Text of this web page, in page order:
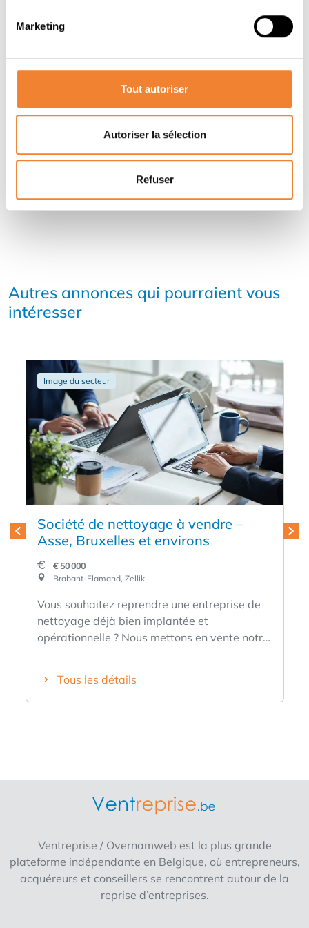
Marketing
Tout autoriser
Autoriser la sélection
Refuser
PARTAGER CETTE ANNONCE
Autres annonces qui pourraient vous
intéresser
Image du secteur
Société de nettoyage à vendre –
Asse, Bruxelles et environs
€ 50 000
Brabant-Flamand, Zellik
Vous souhaitez reprendre une entreprise de
nettoyage déjà bien implantée et
opérationnelle ? Nous mettons en vente notre
une excellente réputation. L’entreprise est
prête à être reprise immédiatement, sans
dans le prix de vente * Possibilité
d’accompagnement lors de la reprise afin
prestations * Nettoyage de bureaux *
Nettoyage des parties communes
d’immeubles * Nettoyage de commerces
Cette entreprise représente une belle
Tous les détails
Ventreprise / Overnamweb est la plus grande
plateforme indépendante en Belgique, où entrepreneurs,
acquéreurs et conseillers se rencontrent autour de la
reprise d’entreprises.